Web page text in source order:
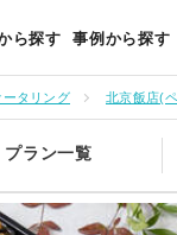
ら探す 事例から探す
タリング 北京飯店(
プラン一覧